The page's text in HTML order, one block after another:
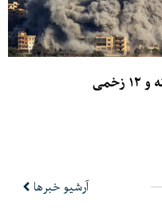
آرشیو خبرها